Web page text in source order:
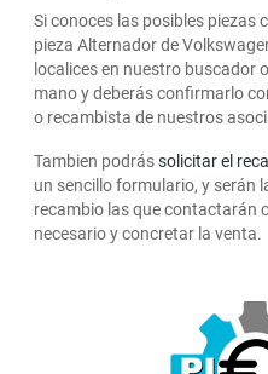
Si conoces las posibles piezas
pieza Alternador de
localices en nuestro buscador
mano y deberás confirmarlo
o recambista de nuestros
Tambien podrássolicitar el
un sencillo formulario, y serán
recambio las que contactarán
necesario y concretar la venta.